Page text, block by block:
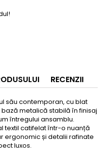
RECENZII
său contemporan, cu blat
metalică stabilă în finisaj
întregului ansamblu.
textil catifelat într-o nuanță
ergonomic și detalii rafinate
luxos.